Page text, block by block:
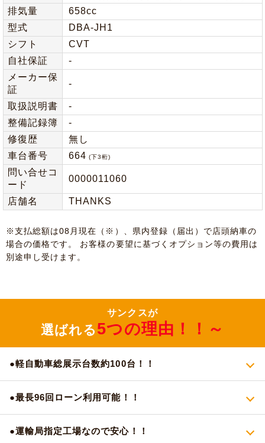
排気量
658cc
型式
DBA-JH1
シフト
CVT
自社保証
-
メーカー保
証
-
取扱説明書
-
整備記録簿
-
修復歴
無し
車台番号
664 (下3桁)
問い合せコ
ード
0000011060
店舗名 THANKS
※⽀払総額は08⽉現在（※）、県内登録（届出）で店頭納⾞の
場合の価格です。 お客様の要望に基づくオプション等の費⽤は
別途申し受けます。
サンクスが
選ばれる 5つの理由！！～
●軽自動車総展示台数約100台！！
●最長96回ローン利用可能！！
●運輸局指定工場なので安心！！